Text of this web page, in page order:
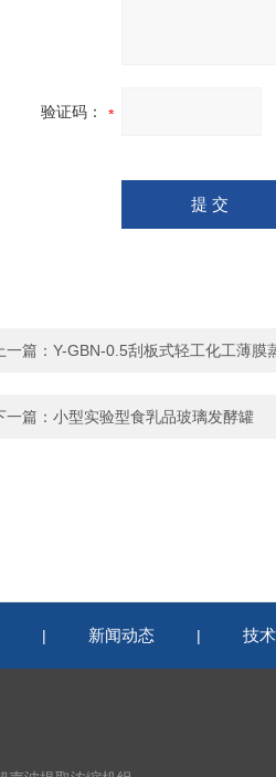
验证码：
上一篇： Y-GBN-0.5刮板式轻工化工薄膜
一篇： 小型实验型食乳品玻璃发酵罐
| 新闻动态 | 技